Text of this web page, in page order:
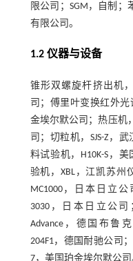
限公司；SGM，自制
有限公司。
1.2 仪器与设备
锥形双螺旋杆挤出机
司；傅里叶变换红外光
金埃尔默公司；热压机
司；切粒机，SJS-Z，
料试验机，H10K-S，
验机，XBL，江凯苏州
MC1000，日本日立
3030，日本日立公司
Advance，德国布鲁
204F1，德国耐驰公司
7，美国珀金埃尔默公司